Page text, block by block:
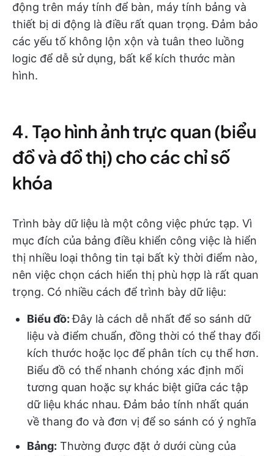
động trên máy tính để bàn, máy tính bảng và
thiết bị di động là điều rất quan trọng. Đảm bảo
các yếu tố không lộn xộn và tuân theo luồng
logic để dễ sử dụng, bất kể kích thước màn
hình.
4. Tạo hình ảnh trực quan (biểu
đồ và đồ thị) cho các chỉ số
khóa
Trình bày dữ liệu là một công việc phức tạp. Vì
mục đích của bảng điều khiển công việc là hiển
thị nhiều loại thông tin tại bất kỳ thời điểm nào,
nên việc chọn cách hiển thị phù hợp là rất quan
trọng. Có nhiều cách để trình bày dữ liệu:
Biểu đồ:Đây là cách dễ nhất để so sánh dữ
liệu và điểm chuẩn, đồng thời có thể thay đổi
kích thước hoặc lọc để phân tích cụ thể hơn.
Biểu đồ có thể nhanh chóng xác định mối
tương quan hoặc sự khác biệt giữa các tập
dữ liệu khác nhau. Đảm bảo tính nhất quán
về thang đo và đơn vị để so sánh có ý nghĩa
Bảng: Thường được đặt ở dưới cùng của